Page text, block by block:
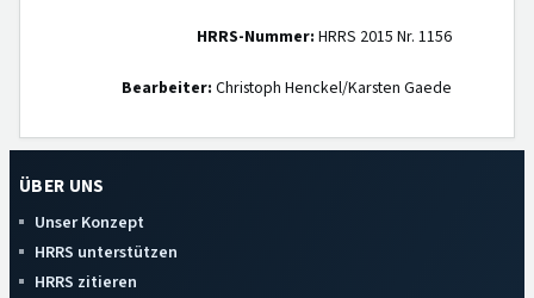
HRRS-Nummer: HRRS 2015 Nr. 1156
Bearbeiter: Christoph Henckel/Karsten Gaede
ÜBER UNS
Unser Konzept
HRRS unterstützen
HRRS zitieren